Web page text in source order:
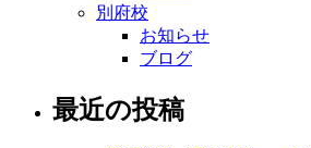
別府校
お知らせ
ブログ
最近の投稿